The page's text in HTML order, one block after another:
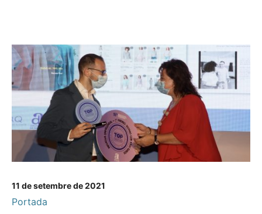
11 de setembre de 2021
Portada